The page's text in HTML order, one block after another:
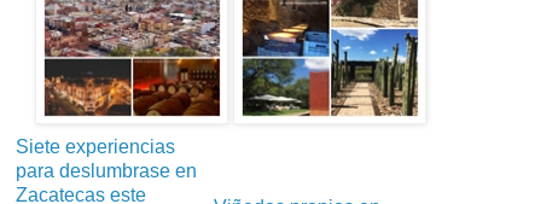
Siete experiencias
para deslumbrase en
Zacatecas este